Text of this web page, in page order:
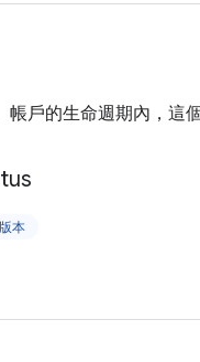
帳戶的生命週期內，這
本